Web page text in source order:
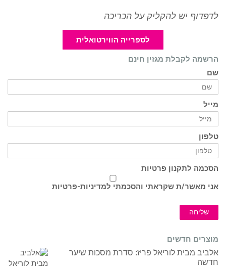
לדפדוף יש להקליק על הכריכה
לספרייה הווירטואלית
הרשמה לקבלת מגזין חינם
שם
מייל
טלפון
הסכמה לתקנון פרטיות
אני מאשר/ת שקראתי והסכמתי למדיניות-פרטיות
שליחה
מוצרים חדשים
אלביב מבית לוריאל פריז: סדרת מסכות שיער
חדשה